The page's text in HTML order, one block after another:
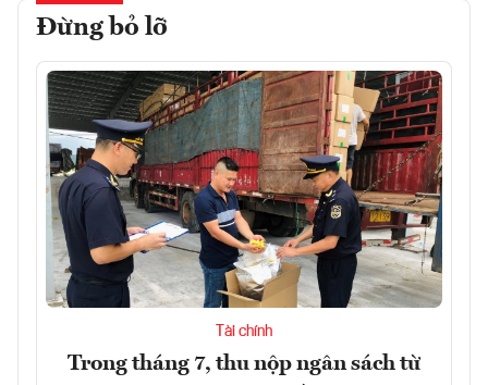
Đừng bỏ lỡ
Tài chính
Trong tháng 7, thu nộp ngân sách từ